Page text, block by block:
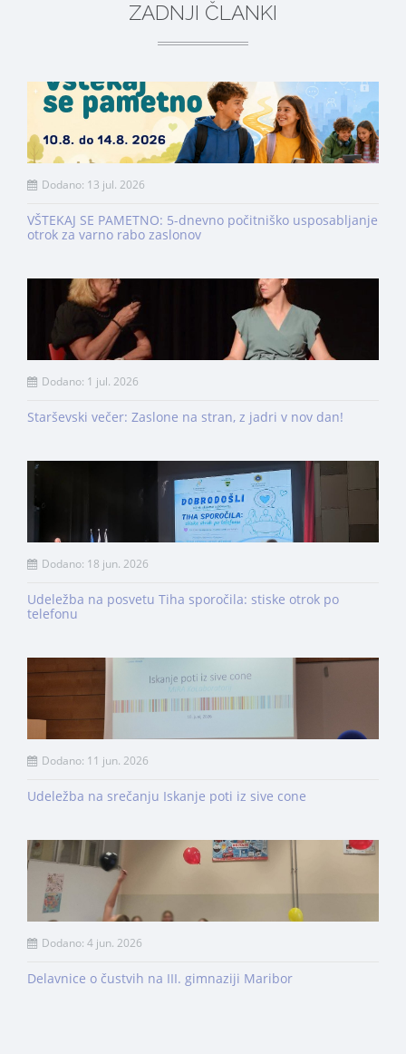
ZADNJI ČLANKI
Dodano: 13 jul. 2026
VŠTEKAJ SE PAMETNO: 5-dnevno počitniško usposabljanje
otrok za varno rabo zaslonov
Dodano: 1 jul. 2026
Starševski večer: Zaslone na stran, z jadri v nov dan!
Dodano: 18 jun. 2026
Udeležba na posvetu Tiha sporočila: stiske otrok po
telefonu
Dodano: 11 jun. 2026
Udeležba na srečanju Iskanje poti iz sive cone
Dodano: 4 jun. 2026
Delavnice o čustvih na III. gimnaziji Maribor